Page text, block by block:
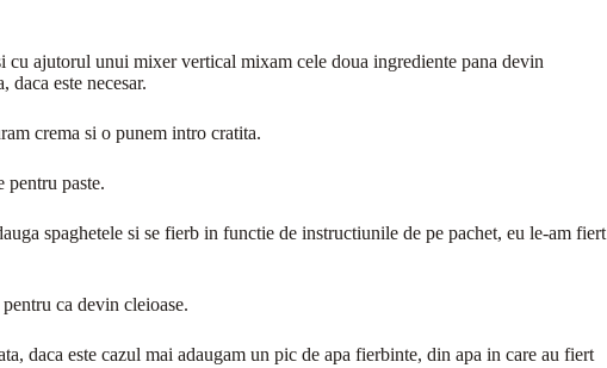
cu ajutorul unui mixer vertical mixam cele doua ingrediente pana devin
daca este necesar.
crema si o punem intro cratita.
pentru paste.
spaghetele si se fierb in functie de instructiunile de pe pachet, eu le-am fiert
ca devin cleioase.
daca este cazul mai adaugam un pic de apa fierbinte, din apa in care au fiert